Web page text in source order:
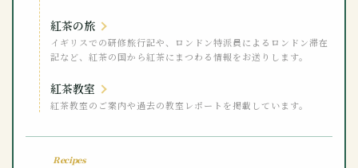
紅茶の旅
イギリスでの研修旅行記や、ロンドン特派員によるロンドン滞在
記など、紅茶の国から紅茶にまつわる情報をお送りします。
紅茶教室
紅茶教室のご案内や過去の教室レポートを掲載しています。
Recipes